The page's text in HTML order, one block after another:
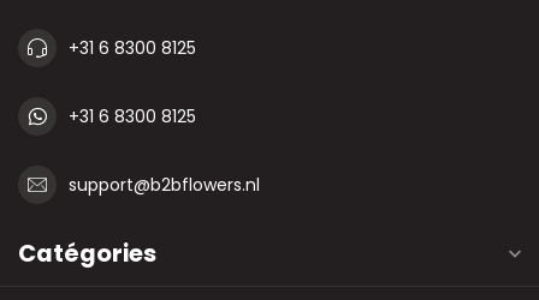
+31 6 8300 8125
+31 6 8300 8125
support@b2bflowers.nl
Catégories